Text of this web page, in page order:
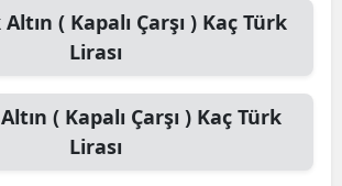
( Kapalı Çarşı )Kaç Türk
Lirası
( Kapalı Çarşı )Kaç Türk
Lirası